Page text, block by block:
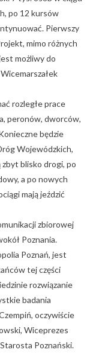
po 12 kursów
Pierwszy
mimo różnych
możliwy do
rozległe prace
peronów, dworców,
będzie
Wojewódzkich,
blisko drogi, po
a po nowych
mają jeździć
zbiorowej
Poznania.
Poznań, jest
tej części
rozwiązanie
badania
oczywiście
Wiceprezes
Poznański.